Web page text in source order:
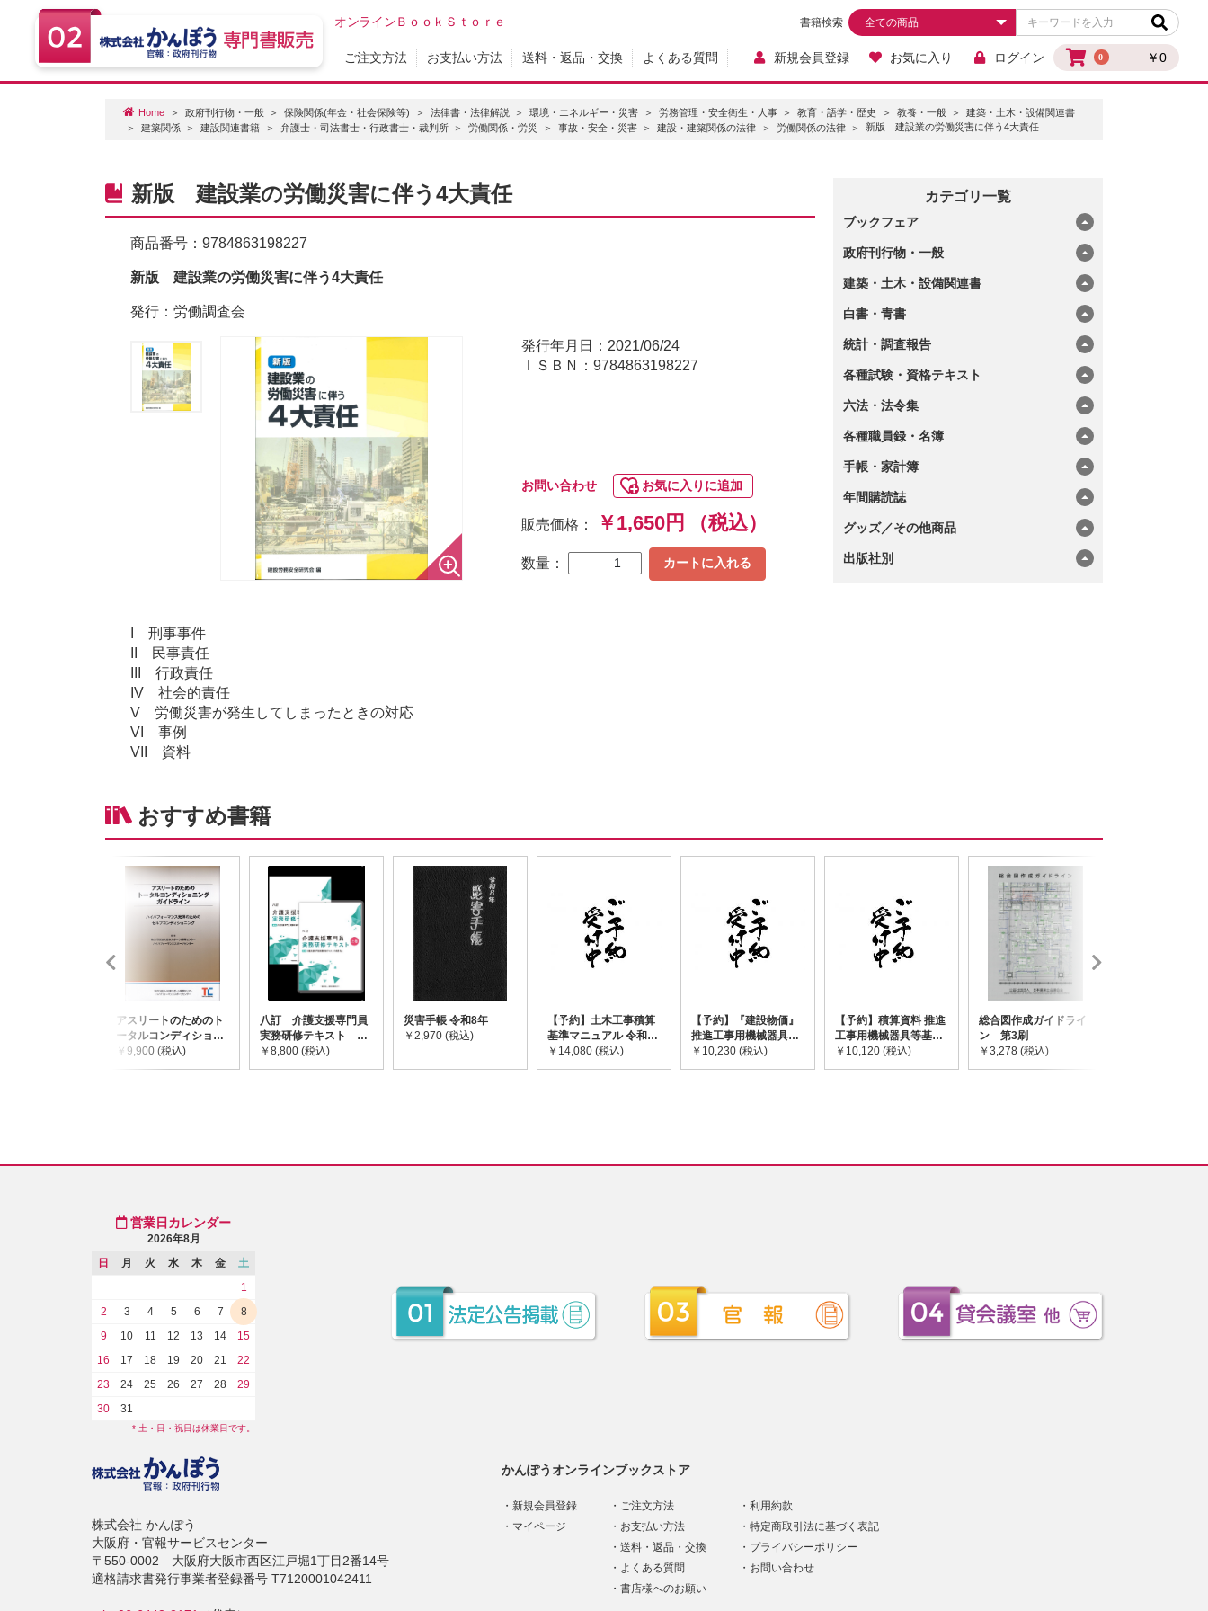
オンラインＢｏｏｋＳｔｏｒｅ
0 ￥0
書籍検索
ご注文方法 お支払い方法 送料・返品・交換 よくある質問 新規会員登録 お気に入り ログイン
Home 政府刊行物・一般 保険関係(年金・社会保険等) 法律書・法律解説 環境・エネルギー・災害 労務管理・安全衛生・人事 教育・語学・歴史 教養・一般
建築・土木・設備関連書
建築関係
建設関連書籍 弁護士・司法書士・行政書士・裁判所 労働関係・労災 事故・安全・災害 建設・建築関係の法律 労働関係の法律 新版 建設業の労働災害に伴う4大責任
カテゴリ一覧
ブックフェア
政府刊行物・一般
建築・土木・設備関連書
白書・青書
統計・調査報告
各種試験・資格テキスト
六法・法令集
各種職員録・名簿
手帳・家計簿
年間購読誌
グッズ／その他商品
出版社別
新版 建設業の労働災害に伴う4大責任
商品番号： 9784863198227
新版 建設業の労働災害に伴う4大責任
発行：労働調査会
発行年月日：2021/06/24
ＩＳＢＮ：9784863198227
お問い合わせ お気に入りに追加
販売価格： ￥1,650円 （税込）
数量： カートに入れる
I 刑事事件
II 民事責任
III 行政責任
IV 社会的責任
V 労働災害が発生してしまったときの対応
VI 事例
VII 資料
おすすめ書籍
アスリートのためのト
ータルコンディショニ
ングガイドライン
￥9,900 (税込)
八訂 介護支援専門員
実務研修テキスト
(上・下巻/分売不可)
￥8,800 (税込)
災害手帳 令和8年
￥2,970 (税込)
【予約】土木工事積算
基準マニュアル 令和8
年度版 ※2026年8月
下旬発売予定
￥14,080 (税込)
【予約】『建設物価』
推進工事用機械器具等
基礎価格表 2026年度
版 ※2026/8/31発売予
￥10,230 (税込)
【予約】積算資料 推進
工事用機械器具等基礎
価格表 2026年度版
※2026/8/31発売予定
￥10,120 (税込)
総合図作成ガイドライ
ン 第3刷
￥3,278 (税込)
かんぽうオンラインブックストア
新規会員登録
マイページ
ご注文方法
お支払い方法
送料・返品・交換
よくある質問
書店様へのお願い
利用約款
特定商取引法に基づく表記
プライバシーポリシー
お問い合わせ
営業日カレンダー
2026年8月
日
月 火 水 木 金
土
1
2
3 4 5 6 7
8
9
10 11 12 13 14
15
16
17 18 19 20 21
22
23
24 25 26 27 28
29
30
31
* 土・日・祝日は休業日です。
株式会社 かんぽう
大阪府・官報サービスセンター
〒550-0002 大阪府大阪市西区江戸堀1丁目2番14号
適格請求書発行事業者登録番号 T7120001042411